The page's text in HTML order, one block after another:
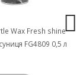
Wax Fresh shine
FG4809 0,5 л